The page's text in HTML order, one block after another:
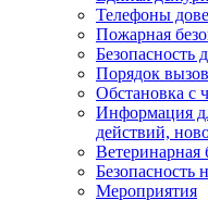
Телефоны
Пожарная
Безопасность
Порядок
Обстановка с
Информация
действий,
Ветеринарная
Безопасность
Мероприятия